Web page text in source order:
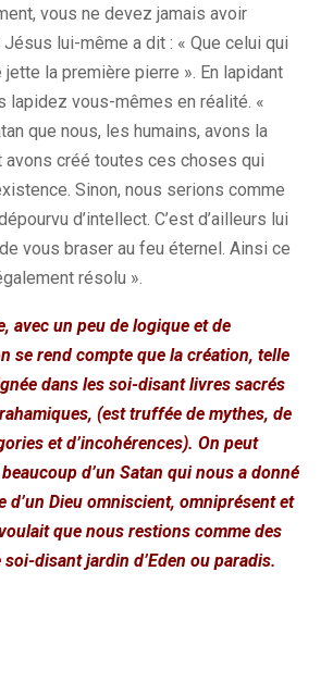
vous ne devez jamais avoir
Jésus lui-même a dit : « Que celui qui
jette la première pierre ». En lapidant
lapidez vous-mêmes en réalité. «
que nous, les humains, avons la
avons créé toutes ces choses qui
Sinon, nous serions comme
d’intellect. C’est d’ailleurs lui
vous braser au feu éternel. Ainsi ce
résolu ».
avec un peu de logique et de
se rend compte que la création, telle
dans les soi-disant livres sacrés
(est truffée de mythes, de
et d’incohérences). On peut
d’un Satan qui nous a donné
d’un Dieu omniscient, omniprésent et
que nous restions comme des
disant jardin d’Eden ou paradis.